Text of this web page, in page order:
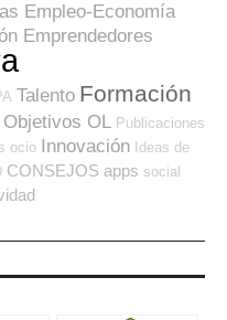
Empleo-Economía
Emprendedores
Talento Formación
Objetivos OL Publicaciones
ocio Innovación Ideas de
CONSEJOS apps social